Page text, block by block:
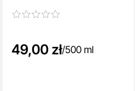
49,00 zł/500 ml